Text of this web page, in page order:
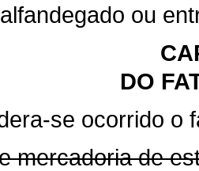
ou
DO
se ocorrido o
mercadoria de